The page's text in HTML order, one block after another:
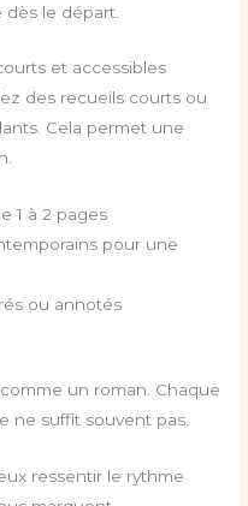
le départ.
et accessibles
des recueils courts ou
Cela permet une
1 à 2 pages
pour une
ou annotés
un roman. Chaque
ne suffit souvent pas.
ressentir le rythme